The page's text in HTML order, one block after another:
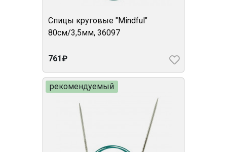
Спицы круговые "Mindful"
80см/3,5мм, 36097
761₽
рекомендуемый